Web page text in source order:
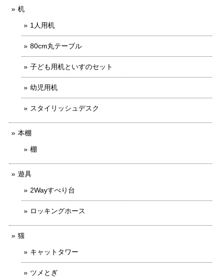
机
1人用机
80cm丸テーブル
子ども用机といすのセット
幼児用机
スタイリッシュデスク
本棚
棚
遊具
2Wayすべり台
ロッキングホース
猫
キャットタワー
ツメとぎ